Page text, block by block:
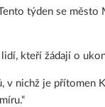
týden se
kteří žádají o
v nichž je